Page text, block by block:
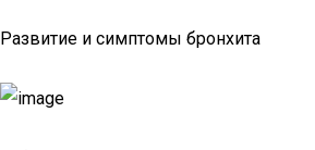
Развитие и симптомы бронхита